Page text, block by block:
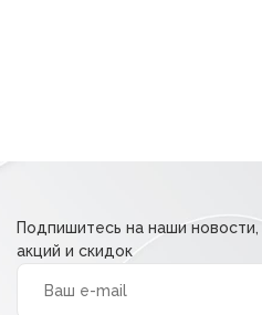
Подпишитесь на наши
акций и скидок